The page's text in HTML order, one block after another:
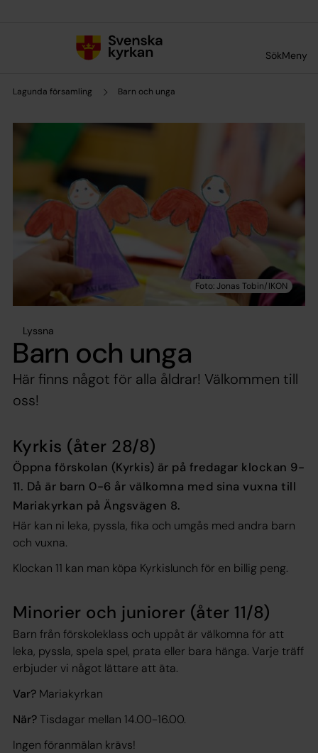
SökMeny
Lagunda församling Barn och unga
Lyssna
Barn och unga
Här finns något för alla åldrar! Välkommen till
oss!
Kyrkis (åter 28/8)
Öppna förskolan (Kyrkis) är på fredagar klockan 9-
11. Då är barn 0-6 år välkomna med sina vuxna till
Mariakyrkan på Ängsvägen 8.
Här kan ni leka, pyssla, fika och umgås med andra barn
och vuxna.
Klockan 11 kan man köpa Kyrkislunch för en billig peng.
Minorier och juniorer (åter 11/8)
Barn från förskoleklass och uppåt är välkomna för att
leka, pyssla, spela spel, prata eller bara hänga. Varje träff
erbjuder vi något lättare att äta.
Var? Mariakyrkan
När?Tisdagar mellan 14.00-16.00.
Ingen föranmälan krävs!